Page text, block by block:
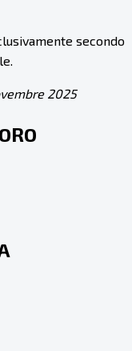
secondo
2025